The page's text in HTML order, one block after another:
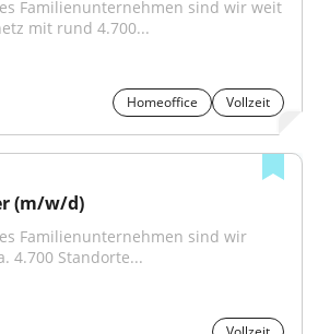
Familienunternehmen sind wir weit
mit rund 4.700...
Homeoffice Vollzeit
(m/w/d)
Familienunternehmen sind wir
4.700 Standorte...